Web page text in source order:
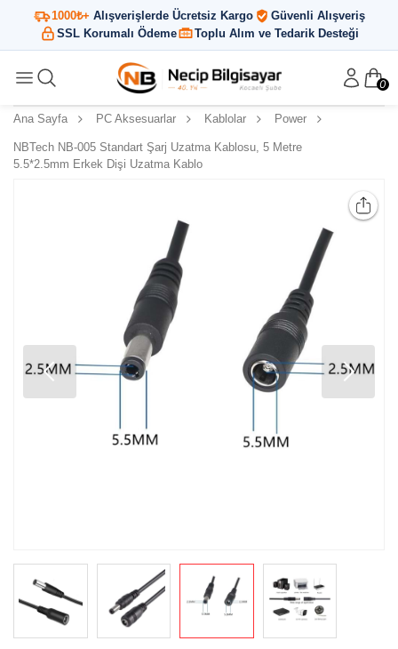
1000₺+ Alışverişlerde Ücretsiz Kargo
Güvenli Alışveriş
SSL Korumalı Ödeme
Toplu Alım ve Tedarik Desteği
0
Ana Sayfa PC Aksesuarlar Kablolar Power
NBTech NB-005 Standart Şarj Uzatma Kablosu, 5 Metre
5.5*2.5mm Erkek Dişi Uzatma Kablo